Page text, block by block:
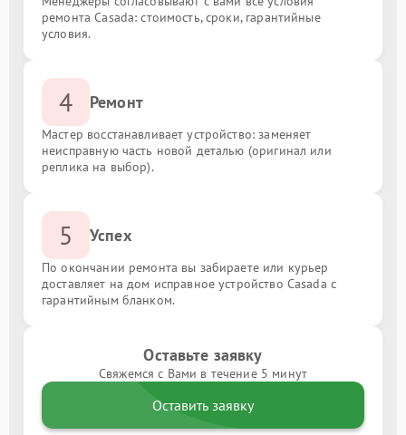
ремонта Casada: стоимость, сроки, гарантийные
условия.
4 Ремонт
Мастер восстанавливает устройство: заменяет
неисправную часть новой деталью (оригинал или
реплика на выбор).
5 Успех
По окончании ремонта вы забираете или курьер
доставляет на дом исправное устройство Casada с
гарантийным бланком.
Оставьте заявку
Свяжемся с Вами в течение 5 минут
Оставить заявку